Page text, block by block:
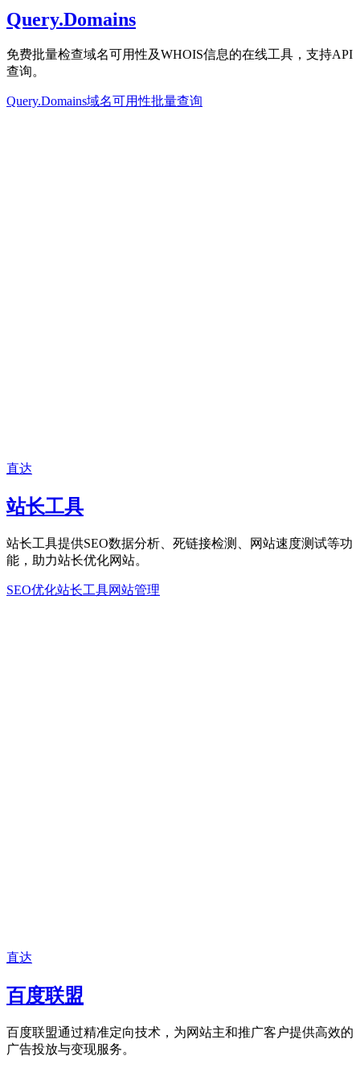
Query.Domains
免费批量检查域名可用性及WHOIS信息的在线工具，支持API
查询。
Query.Domains域名可用性批量查询
直达
站长工具
站长工具提供SEO数据分析、死链接检测、网站速度测试等功
能，助力站长优化网站。
SEO优化站长工具网站管理
直达
百度联盟
百度联盟通过精准定向技术，为网站主和推广客户提供高效的
广告投放与变现服务。